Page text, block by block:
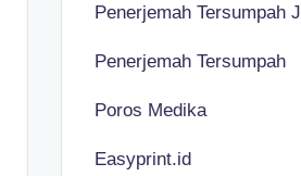
Penerjemah Tersumpah
Penerjemah Tersumpah
Poros Medika
Easyprint.id